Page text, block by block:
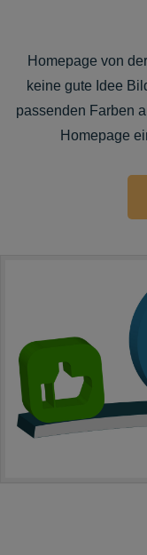
Homepage von
keine gute Idee
passenden Farben
Homepage